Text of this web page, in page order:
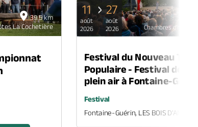
39.5 km
La Cochetière
Chambres d'hôtes
11
août
2026
27
août
2026
Festival du Nouveau
Populaire - Festival de
plein air à Fontaine-Guérin
Festival
Fontaine-Guérin, LES BOIS D'ANJOU